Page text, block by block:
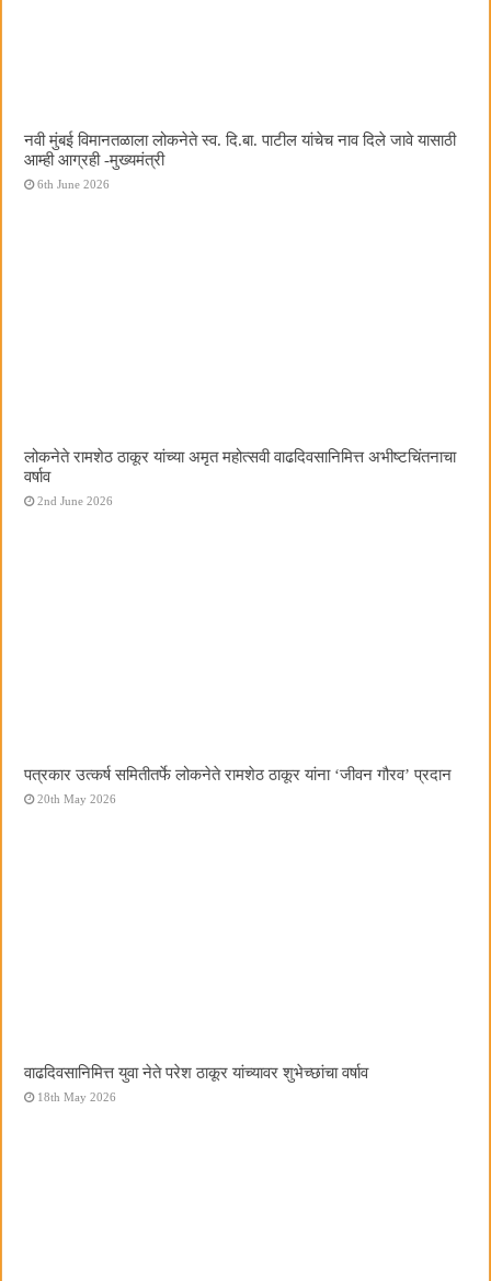
नवी मुंबई विमानतळाला लोकनेते स्व. दि.बा. पाटील यांचेच नाव दिले जावे यासाठी
आम्ही आग्रही -मुख्यमंत्री
6th June 2026
लोकनेते रामशेठ ठाकूर यांच्या अमृत महोत्सवी वाढदिवसानिमित्त अभीष्टचिंतनाचा
वर्षाव
2nd June 2026
पत्रकार उत्कर्ष समितीतर्फे लोकनेते रामशेठ ठाकूर यांना ‌‘जीवन गौरव‌’ प्रदान
20th May 2026
वाढदिवसानिमित्त युवा नेते परेश ठाकूर यांच्यावर शुभेच्छांचा वर्षाव
18th May 2026